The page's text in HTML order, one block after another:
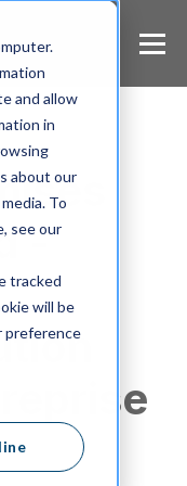
and allow
in
about our
To
see our
tracked
will be
preference
-